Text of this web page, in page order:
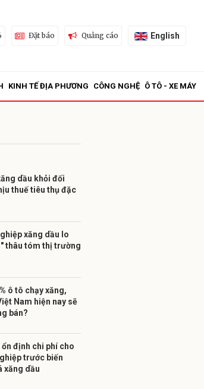
Đặt báo Quảng cáo English
KINH TẾ ĐỊA PHƯƠNG CÔNG NGHỆ Ô TÔ - XE MÁY
dầu khỏi đối
thuế tiêu thụ đặc
xăng dầu lo
thâu tóm thị trường
ô tô chạy xăng,
Nam hiện nay sẽ
bán?
ổn định chi phí cho
trước biến
xăng dầu